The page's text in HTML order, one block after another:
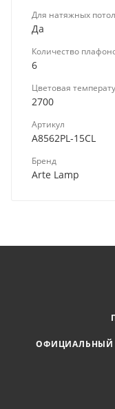
Для натяжных
Да
Количество
6
Цветовая
2700
Артикул
A8562PL-15CL
Бренд
Arte Lamp
ОФИЦИАЛЬНЫЙ